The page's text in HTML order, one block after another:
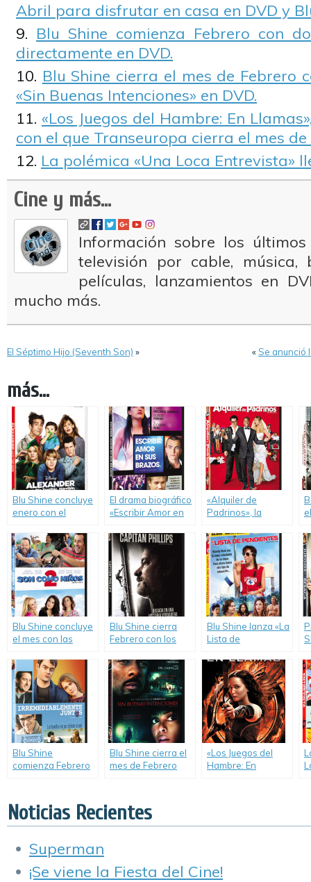
Abril para disfrutar en casa en DVD y
Blu Shine comienza Febrero con
directamente en DVD.
Blu Shine cierra el mes de Febrero
«Sin Buenas Intenciones» en DVD.
«Los Juegos del Hambre: En
con el que Transeuropa cierra el mes de
La polémica «Una Loca Entrevista»
Cine y más...
Información sobre los
televisión por cable, música,
películas, lanzamientos en
mucho más.
El Séptimo Hijo (Seventh Son) » «Se anunció
más...
Blu Shine concluye
enero con el
cuatro películas
que pasaron por
nuestro cine.
El drama biográfico
«Escribir Amor en
Kat Dennings, llega
en versión DVD.
«Alquiler de
Padrinos», la
Blu Shine cierra
Junio en DVD.
Blu Shine concluye
el mes con las
novedades en
DVD.
Blu Shine cierra
Febrero con los
«Capitán Phillips»,
«El Abogado del
Crimen», «La Noche
del Demonio:
Capítulo 2» y «Un
Paraíso para los
Malditos».
Blu Shine lanza «La
Lista de
«Parkland», «Lluvia
de Hamburguesas
2» y «Habi, La
Extranjera».
Blu Shine
comienza Febrero
directamente en
DVD.
Blu Shine cierra el
mes de Febrero
DVD.
«Los Juegos del
Hambre: En
Marzo.
Noticias Recientes
Superman
¡Se viene la Fiesta del Cine!